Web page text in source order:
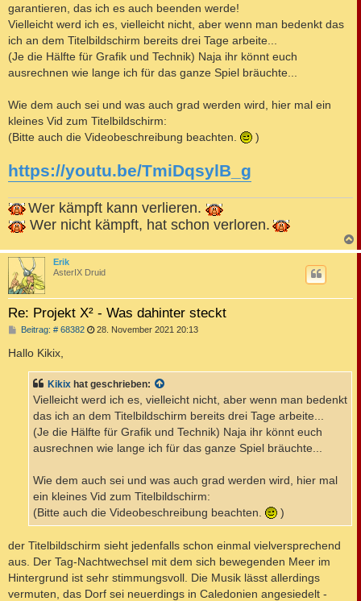
garantieren, das ich es auch beenden werde!
Vielleicht werd ich es, vielleicht nicht, aber wenn man bedenkt das
ich an dem Titelbildschirm bereits drei Tage arbeite...
(Je die Hälfte für Grafik und Technik) Naja ihr könnt euch
ausrechnen wie lange ich für das ganze Spiel bräuchte...
Wie dem auch sei und was auch grad werden wird, hier mal ein
kleines Vid zum Titelbildschirm:
(Bitte auch die Videobeschreibung beachten.
)
https://youtu.be/TmiDqsylB_g
Wer kämpft kann verlieren.
Wer nicht kämpft, hat schon verloren.
a
Erik
AsterIX Druid
Re: Projekt X² - Was dahinter steckt
Beitrag: # 68382B
r
a
28. November 2021 20:13
Hallo Kikix,
Kikix hat geschrieben:
Vielleicht werd ich es, vielleicht nicht, aber wenn man bedenkt
das ich an dem Titelbildschirm bereits drei Tage arbeite...
(Je die Hälfte für Grafik und Technik) Naja ihr könnt euch
ausrechnen wie lange ich für das ganze Spiel bräuchte...
Wie dem auch sei und was auch grad werden wird, hier mal
ein kleines Vid zum Titelbildschirm:
(Bitte auch die Videobeschreibung beachten.
)
der Titelbildschirm sieht jedenfalls schon einmal vielversprechend
aus. Der Tag-Nachtwechsel mit dem sich bewegenden Meer im
Hintergrund ist sehr stimmungsvoll. Die Musik lässt allerdings
vermuten, das Dorf sei neuerdings in Caledonien angesiedelt -